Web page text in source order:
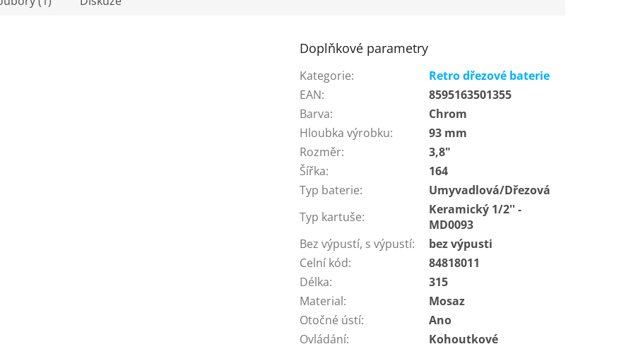
Doplňkové parametry
Kategorie:
Retro dřezové baterie
EAN:
8595163501355
Barva:
Chrom
Hloubka výrobku:
93 mm
Rozměr:
3,8"
Šířka:
164
Typ baterie:
Umyvadlová/Dřezová
Typ kartuše:
Keramický 1/2'' -
MD0093
Bez výpustí, s výpustí:
bez výpusti
Celní kód:
84818011
Délka:
315
Material:
Mosaz
Otočné ústí:
Ano
Ovládání:
Kohoutkové